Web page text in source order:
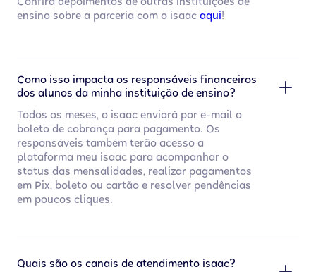
ensino sobre a parceria com o isaac aqui!
Como isso impacta os responsáveis financeiros
dos alunos da minha instituição de ensino?
Todos os meses, o isaac enviará por e-mail o
boleto de cobrança para pagamento. Os
responsáveis também terão acesso a
plataforma meu isaac para acompanhar o
status das mensalidades, realizar pagamentos
em Pix, boleto ou cartão e resolver pendências
em poucos cliques.
Quais são os canais de atendimento isaac?